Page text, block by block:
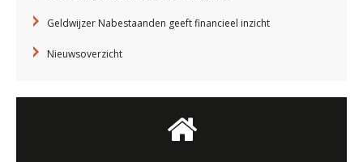
Geldwijzer Nabestaanden geeft financieel inzicht
Nieuwsoverzicht